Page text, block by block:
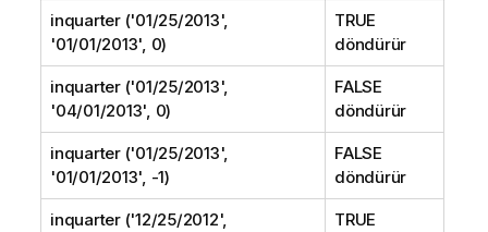
inquarter ('01/25/2013',
'01/01/2013', 0)
TRUE
döndürür
inquarter ('01/25/2013',
'04/01/2013', 0)
FALSE
döndürür
inquarter ('01/25/2013',
'01/01/2013', -1)
FALSE
döndürür
inquarter ('12/25/2012',
TRUE